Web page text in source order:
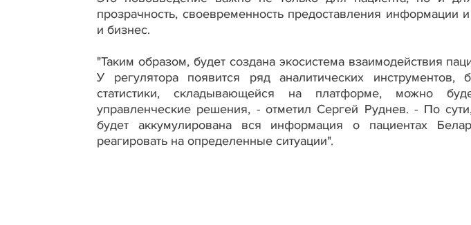
прозрачность, своевременность предоставления информации
и бизнес.
"Таким образом, будет создана экосистема взаимодействия
У регулятора появится ряд аналитических инструментов,
статистики, складывающейся на платформе, можно
управленческие решения, - отметил Сергей Руднев. - По
будет аккумулирована вся информация о пациентах
реагировать на определенные ситуации".